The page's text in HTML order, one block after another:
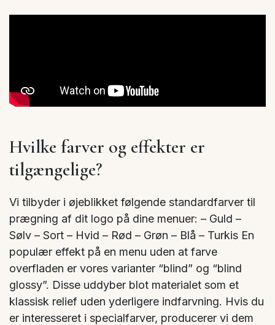
Hvilke farver og effekter er
tilgængelige?
Vi tilbyder i øjeblikket følgende standardfarver til
prægning af dit logo på dine menuer: – Guld –
Sølv – Sort – Hvid – Rød – Grøn – Blå – Turkis En
populær effekt på en menu uden at farve
overfladen er vores varianter “blind” og “blind
glossy”. Disse uddyber blot materialet som et
klassisk relief uden yderligere indfarvning. Hvis du
er interesseret i specialfarver, producerer vi dem